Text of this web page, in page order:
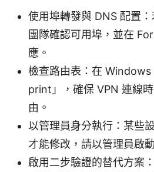
使用埠轉發與 DNS 配置
團隊確認可用埠，並在
應。
檢查路由表：在
print」，確保 VPN 連線
由。
以管理員身分執行：某些
才能修改，請以管理員啟
啟用二步驗證的替代方案